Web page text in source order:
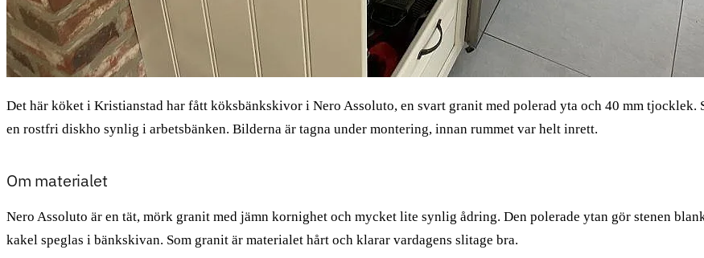
Det här köket i Kristianstad har fått köksbänkskivor i Nero Assoluto, en svart granit med polerad yta och 40 mm
en rostfri diskho synlig i arbetsbänken. Bilderna är tagna under montering, innan rummet var helt inrett.
Om materialet
Nero Assoluto är en tät, mörk granit med jämn kornighet och mycket lite synlig ådring. Den polerade ytan gör stenen
kakel speglas i bänkskivan. Som granit är materialet hårt och klarar vardagens slitage bra.